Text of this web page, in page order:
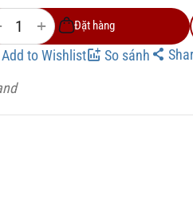
+ Đặt hàng
Add to Wishlist So sánh